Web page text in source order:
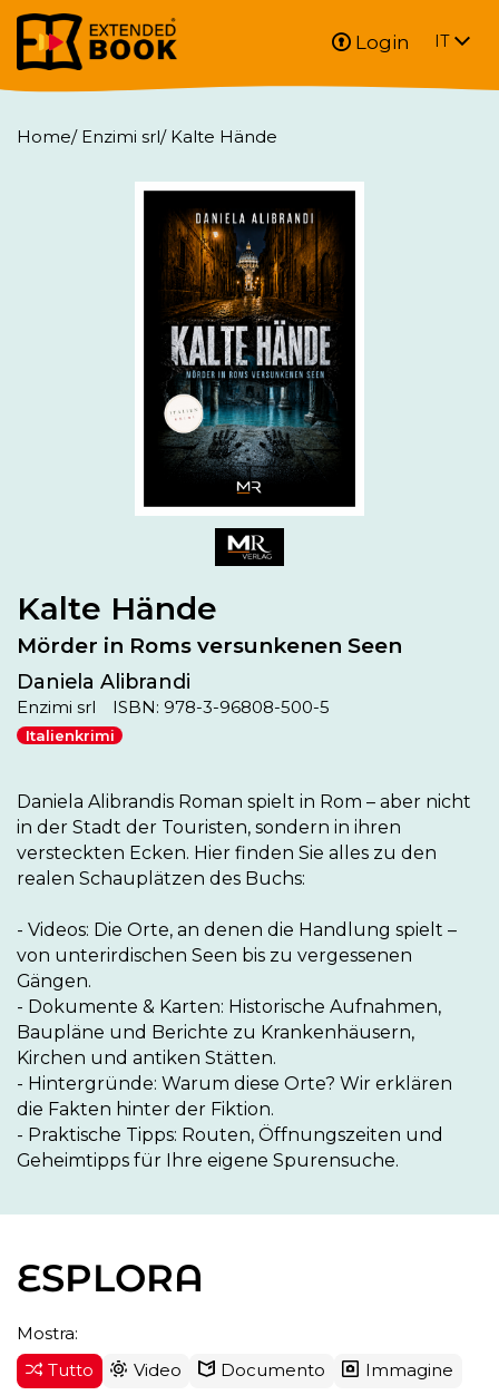
Login IT
Home/ Enzimi srl/ Kalte Hände
Kalte Hände
Mörder in Roms versunkenen Seen
Daniela Alibrandi
Enzimi srl ISBN: 978-3-96808-500-5
Italienkrimi
Daniela Alibrandis Roman spielt in Rom – aber nicht
in der Stadt der Touristen, sondern in ihren
versteckten Ecken. Hier finden Sie alles zu den
realen Schauplätzen des Buchs:
- Videos: Die Orte, an denen die Handlung spielt –
von unterirdischen Seen bis zu vergessenen
Gängen.
- Dokumente & Karten: Historische Aufnahmen,
Baupläne und Berichte zu Krankenhäusern,
Kirchen und antiken Stätten.
- Hintergründe: Warum diese Orte? Wir erklären
die Fakten hinter der Fiktion.
- Praktische Tipps: Routen, Öffnungszeiten und
Geheimtipps für Ihre eigene Spurensuche.
ESPLORA
Mostra:
Tutto
Video Documento Immagine